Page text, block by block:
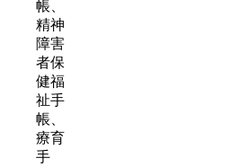
帳、
精神
障害
者保
健福
祉手
帳、
療育
手